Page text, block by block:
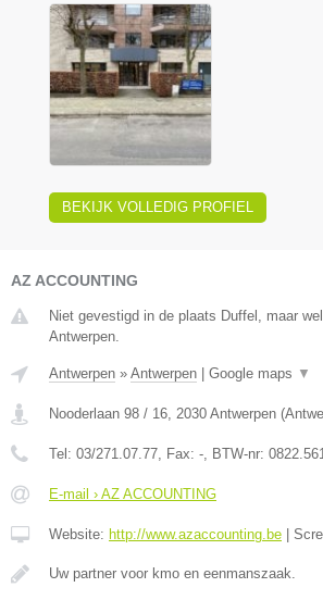
BEKIJK VOLLEDIG PROFIEL
AZ ACCOUNTING
Niet gevestigd in de plaats Duffel, maar
Antwerpen.
Antwerpen » Antwerpen | Google maps ▼
Nooderlaan 98 / 16 2030 Antwerpen (
Tel: 03/271.07.77 , Fax: - , BTW-nr:
E-mail › AZ ACCOUNTING
Website: http://www.azaccounting.be |
Uw partner voor kmo en eenmanszaak.